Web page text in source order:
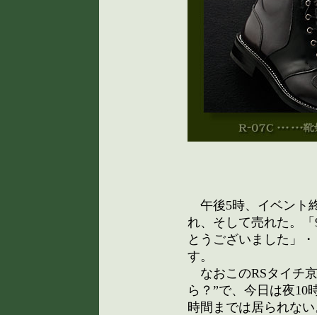
午後5時、イベント
れ、そして売れた。
とうございました」
す。
なおこのRSタイチ
ら？”で、今日は夜10
時間までは居られな